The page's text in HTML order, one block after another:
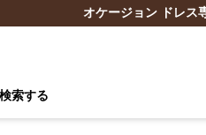
オケージョン ドレス
索する